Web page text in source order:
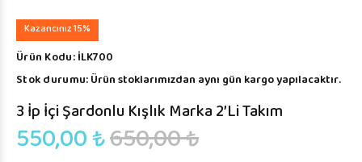
Kazancınız 15%
Ürün Kodu:İLK700
Stok durumu:Ürün stoklarımızdan aynı gün kargo yapılacaktır.
3 İp İçi Şardonlu Kışlık Marka 2’li Takım
550,00 ₺650,00 ₺